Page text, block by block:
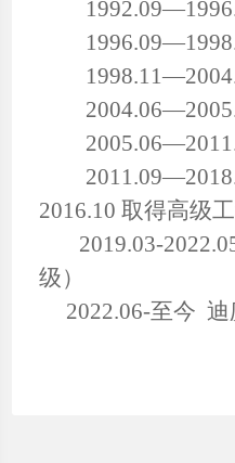
2016.10 取得高级
2019.03-
级）
2022.06-至今 迪